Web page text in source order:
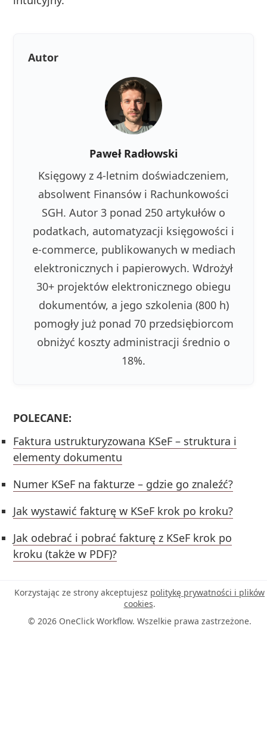
Autor
Paweł Radłowski
Księgowy z 4-letnim doświadczeniem,
absolwent Finansów i Rachunkowości
SGH. Autor 3 ponad 250 artykułów o
podatkach, automatyzacji księgowości i
e-commerce, publikowanych w mediach
elektronicznych i papierowych. Wdrożył
30+ projektów elektronicznego obiegu
dokumentów, a jego szkolenia (800 h)
pomogły już ponad 70 przedsiębiorcom
obniżyć koszty administracji średnio o
18%.
POLECANE:
Faktura ustrukturyzowana KSeF – struktura i
elementy dokumentu
Numer KSeF na fakturze – gdzie go znaleźć?
Jak wystawić fakturę w KSeF krok po kroku?
Jak odebrać i pobrać fakturę z KSeF krok po
kroku (także w PDF)?
Korzystając ze strony akceptujesz politykę prywatności i plików
cookies.
© 2026 OneClick Workflow. Wszelkie prawa zastrzeżone.